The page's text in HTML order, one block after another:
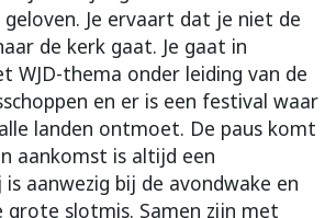
geloven. Je ervaart dat je niet de
de kerk gaat. Je gaat in
WJD-thema onder leiding van de
en er is een festival waar
landen ontmoet. De paus komt
aankomst is altijd een
aanwezig bij de avondwake en
grote slotmis. Samen zijn met